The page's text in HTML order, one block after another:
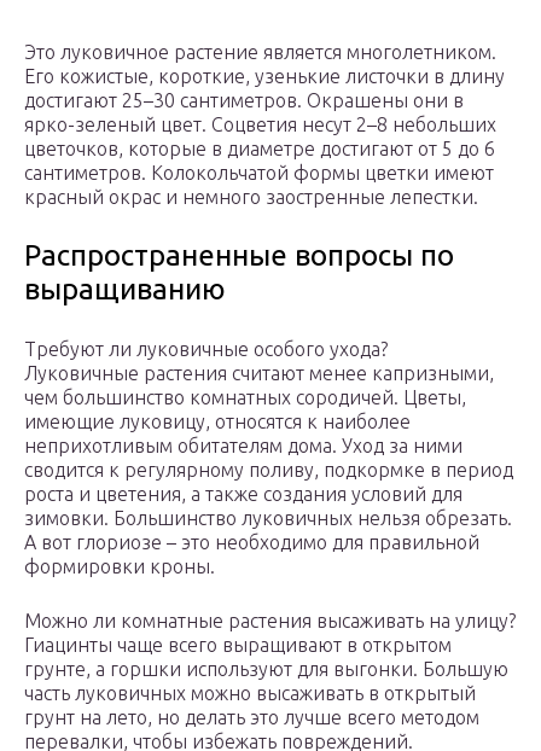
Это луковичное растение является многолетником.
Его кожистые, короткие, узенькие листочки в длину
достигают 25–30 сантиметров. Окрашены они в
ярко-зеленый цвет. Соцветия несут 2–8 небольших
цветочков, которые в диаметре достигают от 5 до 6
сантиметров. Колокольчатой формы цветки имеют
красный окрас и немного заостренные лепестки.
Распространенные вопросы по
выращиванию
Требуют ли луковичные особого ухода?
Луковичные растения считают менее капризными,
чем большинство комнатных сородичей. Цветы,
имеющие луковицу, относятся к наиболее
неприхотливым обитателям дома. Уход за ними
сводится к регулярному поливу, подкормке в период
роста и цветения, а также создания условий для
зимовки. Большинство луковичных нельзя обрезать.
А вот глориозе – это необходимо для правильной
формировки кроны.
Можно ли комнатные растения высаживать на улицу?
Гиацинты чаще всего выращивают в открытом
грунте, а горшки используют для выгонки. Большую
часть луковичных можно высаживать в открытый
грунт на лето, но делать это лучше всего методом
перевалки, чтобы избежать повреждений.